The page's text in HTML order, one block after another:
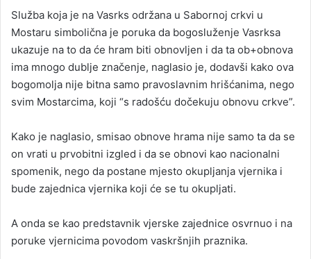
Služba koja je na Vasrks održana u Sabornoj crkvi u
Mostaru simbolična je poruka da bogosluženje Vasrksa
ukazuje na to da će hram biti obnovljen i da ta ob+obnova
ima mnogo dublje značenje, naglasio je, dodavši kako ova
bogomolja nije bitna samo pravoslavnim hrišćanima, nego
svim Mostarcima, koji “s radošću dočekuju obnovu crkve”.
Kako je naglasio, smisao obnove hrama nije samo ta da se
on vrati u prvobitni izgled i da se obnovi kao nacionalni
spomenik, nego da postane mjesto okupljanja vjernika i
bude zajednica vjernika koji će se tu okupljati.
A onda se kao predstavnik vjerske zajednice osvrnuo i na
poruke vjernicima povodom vaskršnjih praznika.